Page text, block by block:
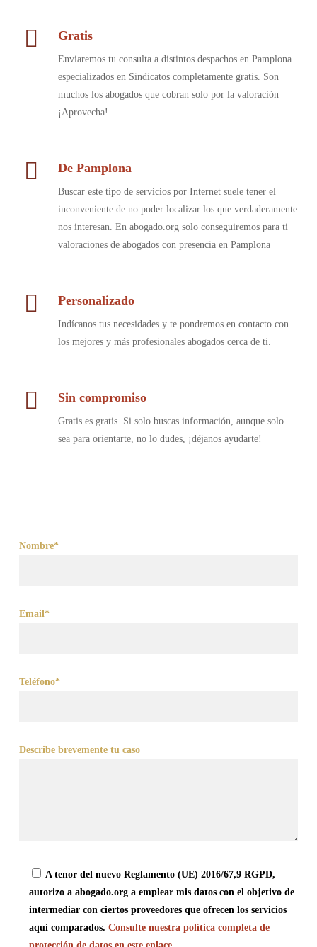
Gratis
Enviaremos tu consulta a distintos despachos en Pamplona
especializados en Sindicatos completamente gratis. Son
muchos los abogados que cobran solo por la valoración
¡Aprovecha!
De Pamplona
Buscar este tipo de servicios por Internet suele tener el
inconveniente de no poder localizar los que verdaderamente
nos interesan. En abogado.org solo conseguiremos para ti
valoraciones de abogados con presencia en Pamplona
Personalizado
Indícanos tus necesidades y te pondremos en contacto con
los mejores y más profesionales abogados cerca de ti.
Sin compromiso
Gratis es gratis. Si solo buscas información, aunque solo
sea para orientarte, no lo dudes, ¡déjanos ayudarte!
Nombre*
Email*
Teléfono*
Describe brevemente tu caso
A tenor del nuevo Reglamento (UE) 2016/67,9 RGPD,
autorizo a abogado.org a emplear mis datos con el objetivo de
intermediar con ciertos proveedores que ofrecen los servicios
aquí comparados. Consulte nuestra política completa de